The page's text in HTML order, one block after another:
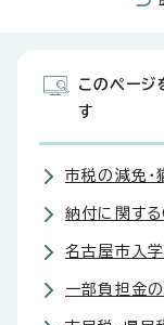
このページ
す
市税の減免・
納付に関す
名古屋市入学
一部負担金の